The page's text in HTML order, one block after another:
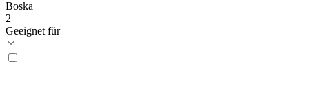
Boska
2
Geeignet für